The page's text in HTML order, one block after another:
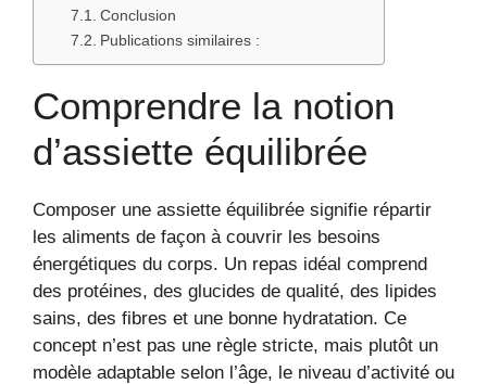
Conclusion
Publications similaires :
Comprendre la notion
d’assiette équilibrée
Composer une assiette équilibrée signifie répartir
les aliments de façon à couvrir les besoins
énergétiques du corps. Un repas idéal comprend
des protéines, des glucides de qualité, des lipides
sains, des fibres et une bonne hydratation. Ce
concept n’est pas une règle stricte, mais plutôt un
modèle adaptable selon l’âge, le niveau d’activité ou